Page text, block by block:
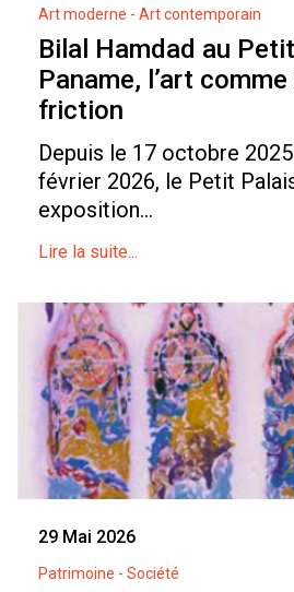
Art moderne - Art contemporain
Bilal Hamdad au
Paname, l’art
friction
Depuis le 17 octobre 2025
février 2026, le Petit
exposition...
Lire la suite...
29 Mai 2026
Patrimoine - Société